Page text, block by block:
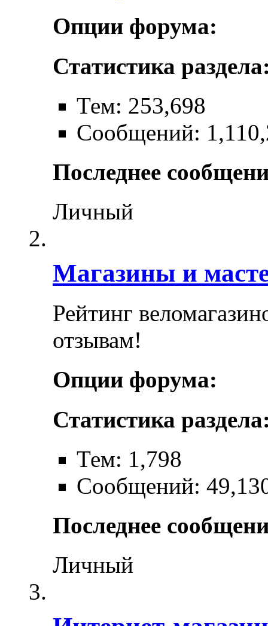
Опции форума:
Статистика
Тем: 253,698
Сообщений:
Последнее
Личный
Магазины и
Рейтинг
отзывам!
Опции форума:
Статистика
Тем: 1,798
Сообщений:
Последнее
Личный